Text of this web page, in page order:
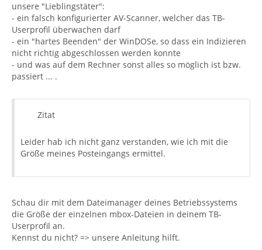
unsere "Lieblingstäter":
- ein falsch konfigurierter AV-Scanner, welcher das TB-
Userprofil überwachen darf
- ein "hartes Beenden" der WinDOSe, so dass ein Indizieren
nicht richtig abgeschlossen werden konnte
- und was auf dem Rechner sonst alles so möglich ist bzw.
passiert ... .
Zitat
Leider hab ich nicht ganz verstanden, wie ich mit die
Größe meines Posteingangs ermittel.
Schau dir mit dem Dateimanager deines Betriebssystems
die Größe der einzelnen mbox-Dateien in deinem TB-
Userprofil an.
Kennst du nicht? => unsere Anleitung hilft.